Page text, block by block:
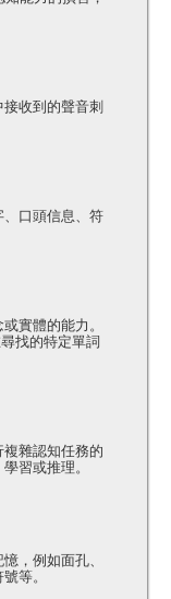
收到的聲音刺
口頭信息、符
實體的能力。
找的特定單詞
雜認知任務的
習或推理。
，例如面孔、
等。